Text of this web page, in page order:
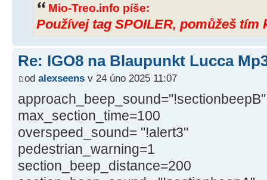
Mio-Treo.info píše:
Používej tag SPOILER, pomůžeš
Re: IGO8 na Blaupunkt Lucca
od alexseens v 24 úno 2025 11:07
approach_beep_sound="!sectionbeepB"
max_section_time=100
overspeed_sound= "!alert3"
pedestrian_warning=1
section_beep_distance=200